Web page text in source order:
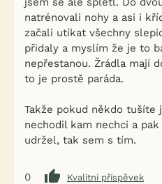
natrénovali nohy a asi i
začali utíkat všechny
přidaly a myslím že je to
nepřestanou. Žrádla mají
to je prostě paráda.
Takže pokud někdo tušíte
nechodil kam nechci a
udržel, tak sem s tím.
0
Kvalitní příspěvek